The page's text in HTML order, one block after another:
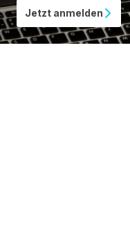
Jetzt anmelden